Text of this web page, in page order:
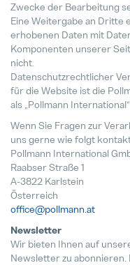
Zwecke der Bearbeitung
Eine Weitergabe an Dritte
erhobenen Daten mit
Komponenten unserer
nicht.
Datenschutzrechtlicher
für die Website ist die
als „Pollmann
Wenn Sie Fragen zur
uns gerne wie folgt
Pollmann International
Raabser Straße 1
A-3822 Karlstein
Österreich
office@pollmann.at
Newsletter
Wir bieten Ihnen auf
Newsletter zu